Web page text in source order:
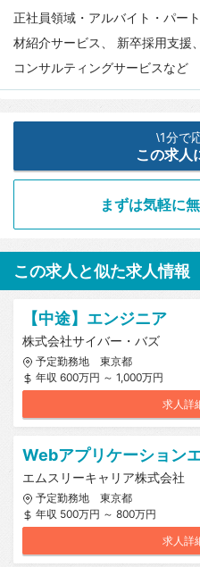
正社員領域・アルバイト・パー
材紹介サービス、 新卒採用支援
コンサルティングサービスなど
まずは気軽に
\1分で
この求人
この求人と似た求人情報
【中途】エンジニア
株式会社サイバー・バズ
予定勤務地 東京都
年収 600万円 ～ 1,000万円
求人詳
Webアプリケーション
エムスリーキャリア株式会社
予定勤務地 東京都
年収 500万円 ～ 800万円
求人詳